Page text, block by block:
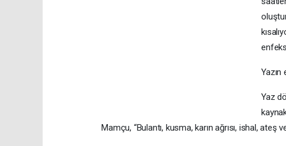
Yazın
Yaz
Mamçu, “Bulantı, kusma, karın ağrısı, ishal,